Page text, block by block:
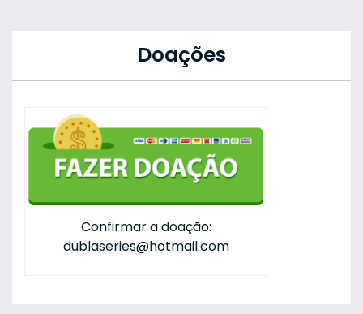
Doações
Confirmar a doação:
dublaseries@hotmail.com